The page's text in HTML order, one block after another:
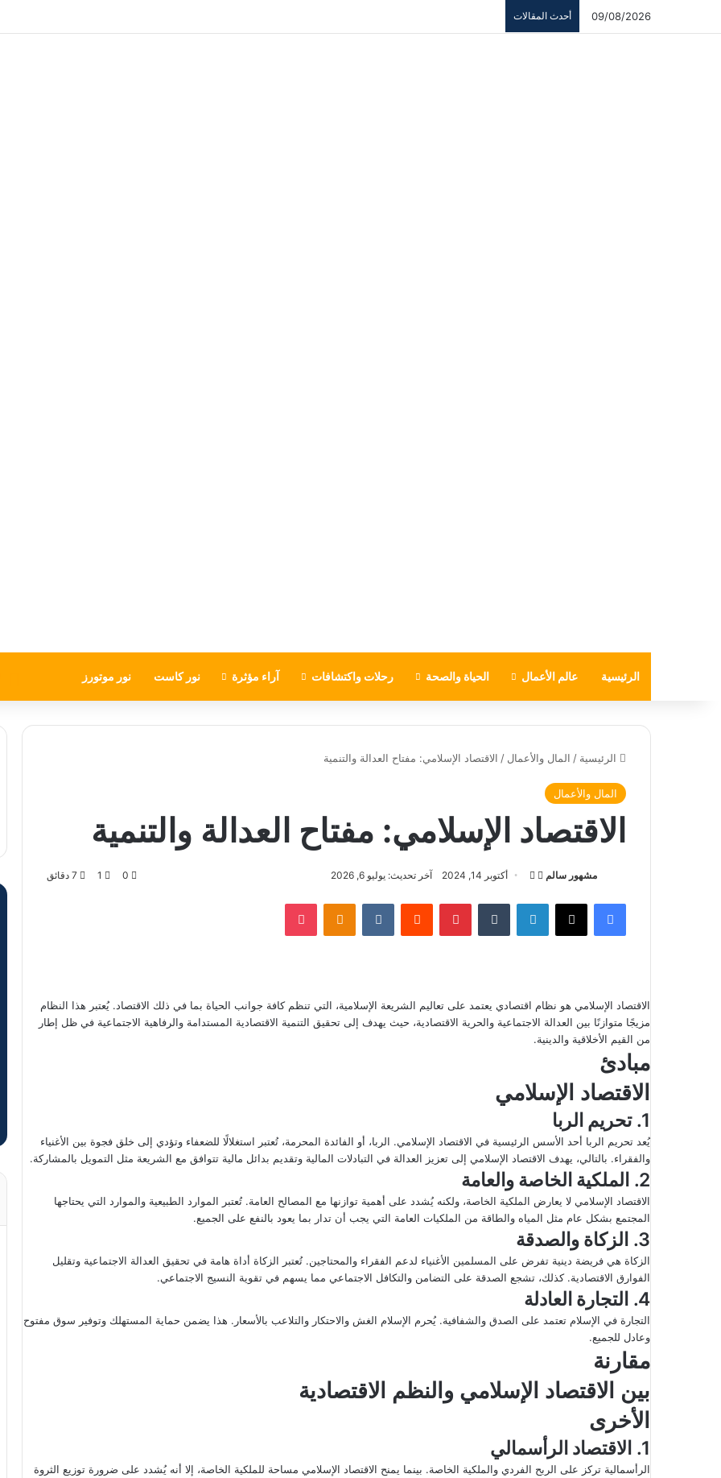
09/08/2026 أحدث المقالات
الرئيسية عالم الأعمال الحياة والصحة رحلات واكتشافات آراء مؤثرة نور كاست نور موتورز
الرئيسية / المال والأعمال / الاقتصاد الإسلامي: مفتاح العدالة والتنمية
المال والأعمال
الاقتصاد الإسلامي: مفتاح العدالة والتنمية
مشهور سالم
ت
ب
ع
X
ل
د
ا
ك
و
ن
ي
ا
أكتوبر 14, 2024 آخر تحديث: يوليو 6, 2026 0
1
فيسبوك لينكدإن بينتيريست
الاقتصاد الإسلامي هو نظام اقتصادي يعتمد على تعاليم الشريعة الإسلامية، التي تنظم كافة جوانب الحياة بما في ذلك الاقتصاد. يُعتبر هذا النظام
مزيجًا متوازنًا بين العدالة الاجتماعية والحرية الاقتصادية، حيث يهدف إلى تحقيق التنمية الاقتصادية المستدامة والرفاهية الاجتماعية في ظل إطار
من القيم الأخلاقية والدينية.
مبادئ
الاقتصاد الإسلامي
1. تحريم الربا
يُعد تحريم الربا أحد الأسس الرئيسية في الاقتصاد الإسلامي. الربا، أو الفائدة المحرمة، تُعتبر استغلالًا للضعفاء وتؤدي إلى خلق فجوة بين الأغنياء
والفقراء. بالتالي، يهدف الاقتصاد الإسلامي إلى تعزيز العدالة في التبادلات المالية وتقديم بدائل مالية تتوافق مع الشريعة مثل التمويل بالمشاركة.
2. الملكية الخاصة والعامة
الاقتصاد الإسلامي لا يعارض الملكية الخاصة، ولكنه يُشدد على أهمية توازنها مع المصالح العامة. تُعتبر الموارد الطبيعية والموارد التي يحتاجها
المجتمع بشكل عام مثل المياه والطاقة من الملكيات العامة التي يجب أن تدار بما يعود بالنفع على الجميع.
3. الزكاة والصدقة
الزكاة هي فريضة دينية تفرض على المسلمين الأغنياء لدعم الفقراء والمحتاجين. تُعتبر الزكاة أداة هامة في تحقيق العدالة الاجتماعية وتقليل
الفوارق الاقتصادية. كذلك، تشجع الصدقة على التضامن والتكافل الاجتماعي مما يسهم في تقوية النسيج الاجتماعي.
4. التجارة العادلة
التجارة في الإسلام تعتمد على الصدق والشفافية. يُحرم الإسلام الغش والاحتكار والتلاعب بالأسعار. هذا يضمن حماية المستهلك وتوفير سوق مفتوح
وعادل للجميع.
مقارنة
بين الاقتصاد الإسلامي والنظم الاقتصادية
الأخرى
1. الاقتصاد الرأسمالي
الرأسمالية تركز على الربح الفردي والملكية الخاصة. بينما يمنح الاقتصاد الإسلامي مساحة للملكية الخاصة، إلا أنه يُشدد على ضرورة توزيع الثروة